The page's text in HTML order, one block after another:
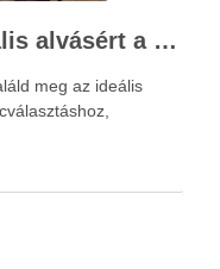
Akciós matracok az ideális alvásért a Netmatrac Webáruházban
meg az ideális